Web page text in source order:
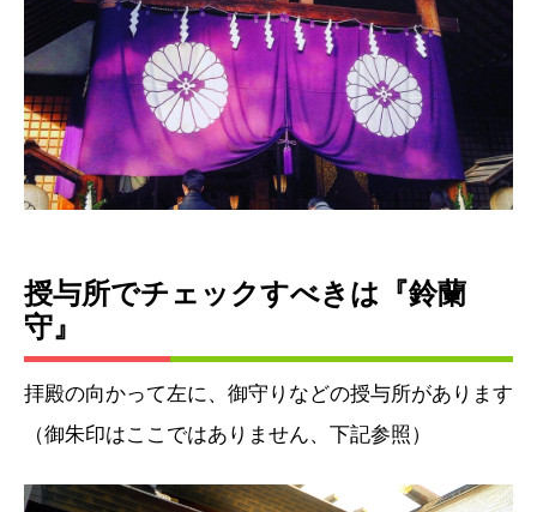
授与所でチェックすべきは『鈴蘭
守』
拝殿の向かって左に、御守りなどの授与所があります
（御朱印はここではありません、下記参照）